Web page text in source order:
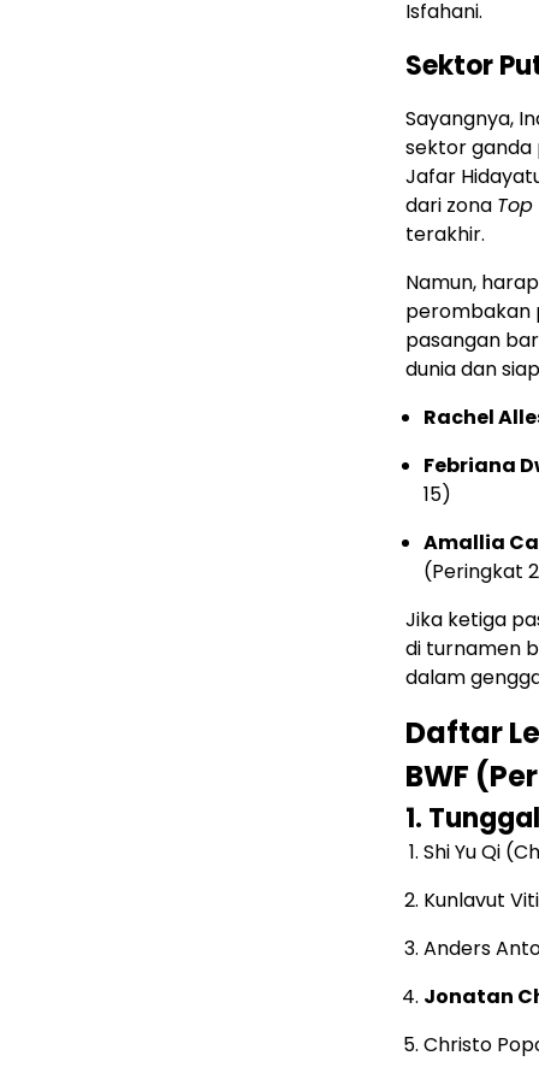
Isfahani.
Sektor
Sayangnya,
sektor ganda
Jafar
dari zona Top
terakhir.
Namun,
perombakan
pasangan
dunia dan
Rachel
Febriana
15)
Amallia
(Peringkat
Jika ketiga
di turnamen
dalam
Daftar
BWF
1.
Shi Yu Qi
Kunlavut
Anders
Jonatan
Christo